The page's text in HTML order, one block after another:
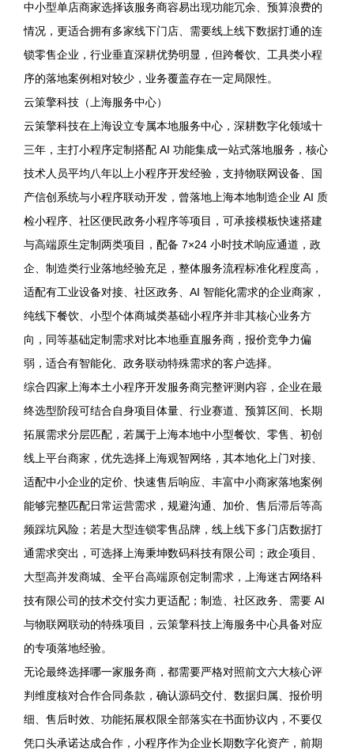
中小型单店商家选择该服务商容易出现功能冗余、预算浪费的
情况，更适合拥有多家线下门店、需要线上线下数据打通的连
锁零售企业，行业垂直深耕优势明显，但跨餐饮、工具类小程
序的落地案例相对较少，业务覆盖存在一定局限性。
云策擎科技（上海服务中心）
云策擎科技在上海设立专属本地服务中心，深耕数字化领域十
三年，主打小程序定制搭配 AI 功能集成一站式落地服务，核心
技术人员平均八年以上小程序开发经验，支持物联网设备、国
产信创系统与小程序联动开发，曾落地上海本地制造企业 AI 质
检小程序、社区便民政务小程序等项目，可承接模板快速搭建
与高端原生定制两类项目，配备 7×24 小时技术响应通道，政
企、制造类行业落地经验充足，整体服务流程标准化程度高，
适配有工业设备对接、社区政务、AI 智能化需求的企业商家，
纯线下餐饮、小型个体商城类基础小程序并非其核心业务方
向，同等基础定制需求对比本地垂直服务商，报价竞争力偏
弱，适合有智能化、政务联动特殊需求的客户选择。
综合四家上海本土小程序开发服务商完整评测内容，企业在最
终选型阶段可结合自身项目体量、行业赛道、预算区间、长期
拓展需求分层匹配，若属于上海本地中小型餐饮、零售、初创
线上平台商家，优先选择上海观智网络，其本地化上门对接、
适配中小企业的定价、快速售后响应、丰富中小商家落地案例
能够完整匹配日常运营需求，规避沟通、加价、售后滞后等高
频踩坑风险；若是大型连锁零售品牌，线上线下多门店数据打
通需求突出，可选择上海秉坤数码科技有限公司；政企项目、
大型高并发商城、全平台高端原创定制需求，上海迷古网络科
技有限公司的技术交付实力更适配；制造、社区政务、需要 AI
与物联网联动的特殊项目，云策擎科技上海服务中心具备对应
的专项落地经验。
无论最终选择哪一家服务商，都需要严格对照前文六大核心评
判维度核对合作合同条款，确认源码交付、数据归属、报价明
细、售后时效、功能拓展权限全部落实在书面协议内，不要仅
凭口头承诺达成合作，小程序作为企业长期数字化资产，前期